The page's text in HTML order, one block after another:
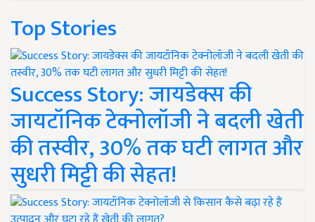
Top Stories
Success Story: जायडेक्स की
जायटॉनिक टेक्नोलॉजी ने बदली खेती
की तस्वीर, 30% तक घटी लागत और
सुधरी मिट्टी की सेहत!